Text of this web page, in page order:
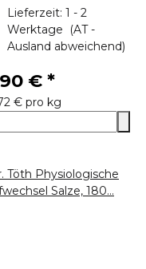
Lieferzeit: 1 - 2
Werktage
(AT -
Ausland abweichend)
€ *
€ pro kg